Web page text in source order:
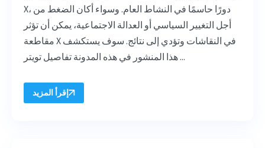
X، دورًا حاسمًا في النشاط العام. وسواء أكان الضغط من
أجل التغيير السياسي أو العدالة الاجتماعية، يمكن أن تؤثر
مقاطعة X في النقاشات وتؤدي إلى نتائج. سوف يستكشف
هذا المنشور في هذه المدونة تفاصيل تويتر ...
إقرأ المزيد